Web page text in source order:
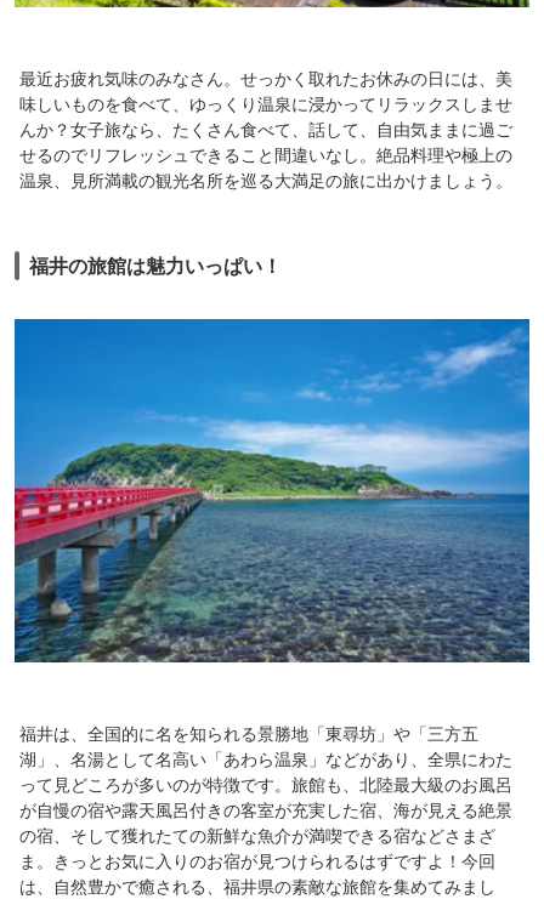
最近お疲れ気味のみなさん。せっかく取れたお休みの日には、美
味しいものを食べて、ゆっくり温泉に浸かってリラックスしませ
んか？女子旅なら、たくさん食べて、話して、自由気ままに過ご
せるのでリフレッシュできること間違いなし。絶品料理や極上の
温泉、見所満載の観光名所を巡る大満足の旅に出かけましょう。
福井の旅館は魅力いっぱい！
福井は、全国的に名を知られる景勝地「東尋坊」や「三方五
湖」、名湯として名高い「あわら温泉」などがあり、全県にわた
って見どころが多いのが特徴です。旅館も、北陸最大級のお風呂
が自慢の宿や露天風呂付きの客室が充実した宿、海が見える絶景
の宿、そして獲れたての新鮮な魚介が満喫できる宿などさまざ
ま。きっとお気に入りのお宿が見つけられるはずですよ！今回
は、自然豊かで癒される、福井県の素敵な旅館を集めてみまし